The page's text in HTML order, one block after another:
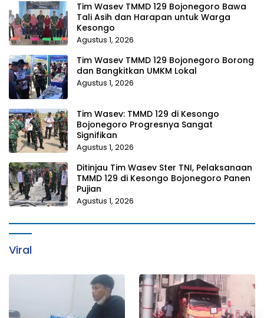
Tim Wasev TMMD 129 Bojonegoro Bawa
Tali Asih dan Harapan untuk Warga
Kesongo
Agustus 1, 2026
Tim Wasev TMMD 129 Bojonegoro Borong
dan Bangkitkan UMKM Lokal
Agustus 1, 2026
Tim Wasev: TMMD 129 di Kesongo
Bojonegoro Progresnya Sangat
Signifikan
Agustus 1, 2026
Ditinjau Tim Wasev Ster TNI, Pelaksanaan
TMMD 129 di Kesongo Bojonegoro Panen
Pujian
Agustus 1, 2026
Viral